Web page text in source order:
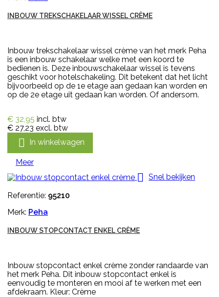
INBOUW TREKSCHAKELAAR WISSEL CRÈME
Inbouw trekschakelaar wissel crème van het merk Peha
is een inbouw schakelaar welke met een koord te
bedienen is. Deze inbouwschakelaar wissel is tevens
geschikt voor hotelschakeling. Dit betekent dat het licht
bijvoorbeeld op de 1e etage aan gedaan kan worden en
op de 2e etage uit gedaan kan worden. Of andersom.
€ 32,95 incl. btw
€ 27,23 excl. btw
 In winkelwagen
Meer
 Snel bekijken
Referentie: 95210
Merk: Peha
INBOUW STOPCONTACT ENKEL CRÈME
Inbouw stopcontact enkel crème zonder randaarde van
het merk Peha. Dit inbouw stopcontact enkel is
eenvoudig te monteren en mooi af te werken met een
afdekraam. Kleur: Crème